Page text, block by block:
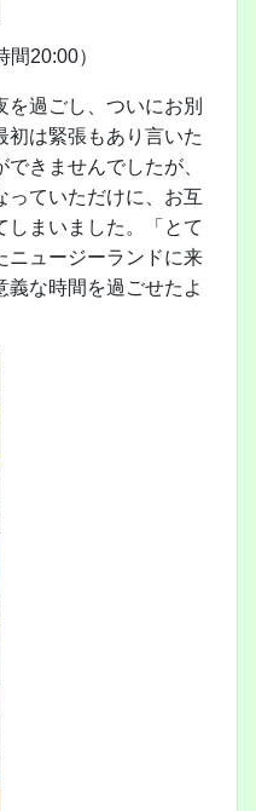
20:00）
過ごし、ついにお別
初は緊張もあり言いた
きませんでしたが、
っていただけに、お互
しまいました。「とて
ニュージーランドに来
義な時間を過ごせたよ